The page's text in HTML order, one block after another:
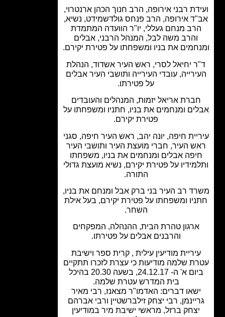
רבני אירופה, הרב חנוך הכהן ארנטרוי,
אירופה, הרב פנחס גולדשמידט, נשיא,
מנחם געללי, יו"ר הוועדה המתמדת
והרב משה לבל, המנהל הרבני, אבלים
את בניו ומשפחתו על פטירת יקירם.
יחיאל לסרי, ראש העיר אשדוד, הנהלת
עובדי העירייה ותושבי העיר אבלים
על פטירתו.
אריאל יזמות, המנהלים והעובדים
ומנחמים את בניו, חתניו ומשפחתו על
פטירת יקירם.
חיפה, יונה יהב, ראש העיר חיפה, סגני
העיר, חברי מועצת העיר ותושבי העיר
אבלים ומנחמים את בניו, משפחתו
על פטירת יקירם, נשיא מועצת גדולי
רב העיר בני ברק אבל ומנחם את בניו,
ומשפחתו על פטירת יקירם, בעל אילת
ארגון טהרת הבית, ההנהלה, המפקחים
והרבנים אבלים על פטירתו.
מודיעין עילית , קרית ספר וישיבת
שלמה מודיעות כי עצרת לזכרו תתקיים
ביום א' ה- 24.12.17, בשעה 20.30 בהיכל
בית המדרש עטרת שלמה.
דברים: האדמו"ר מצאנז, רבי מאיר
רבי יצחק זילברשטיין ורבי אברהם
ברזל, מראשי ישיבת מיר במודיעין